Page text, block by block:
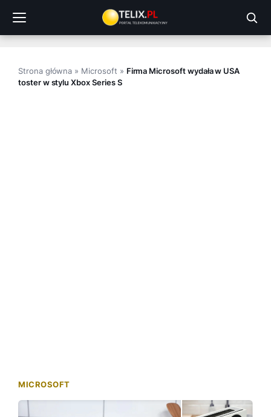
treści
Strona główna » Microsoft » Firma Microsoft wydała w USA
toster w stylu Xbox Series S
MICROSOFT